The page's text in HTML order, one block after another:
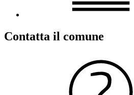
Contatta il comune